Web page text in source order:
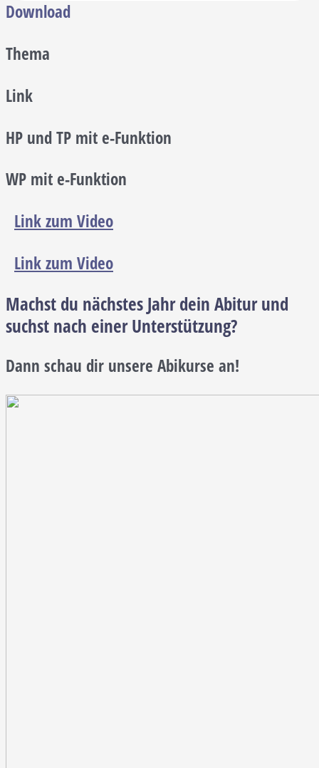
Download
Thema
Link
HP und TP mit e-Funktion
WP mit e-Funktion
Link zum Video
Link zum Video
Machst du nächstes Jahr dein Abitur und
suchst nach einer Unterstützung?
Dann schau dir unsere Abikurse an!